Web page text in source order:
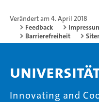
Verändert am 4. April 2018
Feedback
Barrierefreiheit
Innovating and